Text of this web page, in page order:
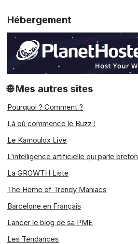
Hébergement
🌐 Mes autres sites
Pourquoi ? Comment ?
Là où commence le Buzz !
Le Kamoulox Live
L’intelligence artificielle qui parle breton
La GROWTH Liste
The Home of Trendy Maniacs
Barcelone en Français
Lancer le blog de sa PME
Les Tendances